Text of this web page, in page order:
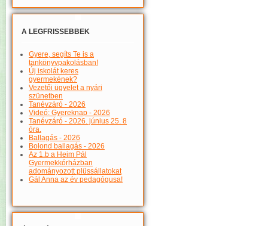
A LEGFRISSEBBEK
Gyere, segíts Te is a
tankönyvpakolásban!
Új iskolát keres
gyermekének?
Vezetői ügyelet a nyári
szünetben
Tanévzáró - 2026
Videó: Gyereknap - 2026
Tanévzáró - 2026. június 25. 8
óra.
Ballagás - 2026
Bolond ballagás - 2026
Az 1.b a Heim Pál
Gyermekkórházban
adományozott plüssállatokat
Gál Anna az év pedagógusa!